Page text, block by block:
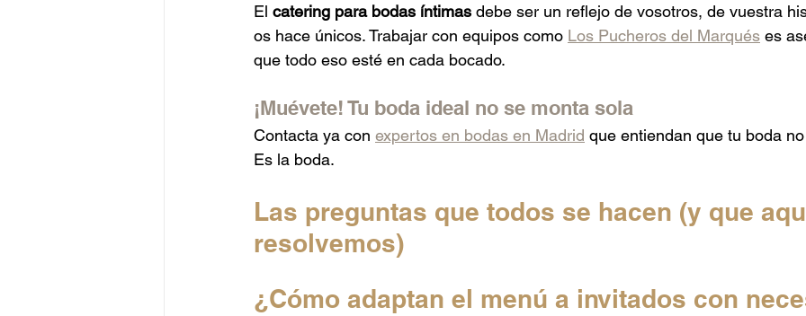
El catering para bodas íntimas debe ser un reflejo de vosotros, de vuestra
os hace únicos. Trabajar con equipos como Los Pucheros del Marqués es
que todo eso esté en cada bocado.
¡Muévete! Tu boda ideal no se monta sola
Contacta ya con expertos en bodas en Madrid que entiendan que tu boda
Es la boda.
Las preguntas que todos se hacen (y que
resolvemos)
¿Cómo adaptan el menú a invitados con